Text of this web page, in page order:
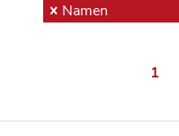
Namen
1